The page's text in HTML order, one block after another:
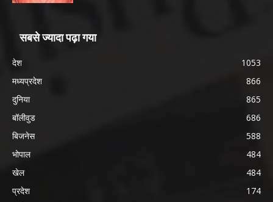
सबसे ज्यादा पढ़ा गया
देश
1053
मध्यप्रदेश
866
दुनिया
865
बॉलीवुड
686
बिजनेस
588
भोपाल
484
खेल
484
प्रदेश
174